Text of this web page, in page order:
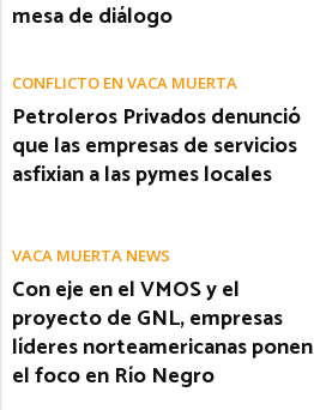
mesa de diálogo
CONFLICTO EN VACA MUERTA
Petroleros Privados denunció
que las empresas de servicios
asfixian a las pymes locales
VACA MUERTA NEWS
Con eje en el VMOS y el
proyecto de GNL, empresas
líderes norteamericanas ponen
el foco en Río Negro